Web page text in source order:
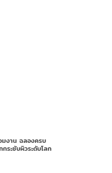
งาน ฉลองครบ
ระชับผิวระดับโลก